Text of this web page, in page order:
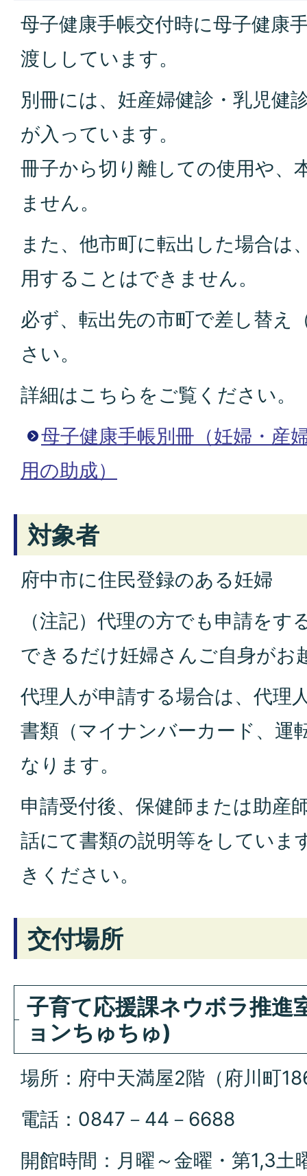
母子健康手帳交付時に母子健康
渡ししています。
別冊には、妊産婦健診・乳児健
が入っています。
冊子から切り離しての使用や、
ません。
また、他市町に転出した場合は
用することはできません。
必ず、転出先の市町で差し替え
さい。
詳細はこちらをご覧ください。
母子健康手帳別冊（妊婦・産
用の助成）
対象者
府中市に住民登録のある妊婦
（注記）代理の方でも申請を
できるだけ妊婦さんご自身がお
代理人が申請する場合は、代理
書類（マイナンバーカード、運
なります。
申請受付後、保健師または助産
話にて書類の説明等をしていま
きください。
交付場所
子育て応援課ネウボラ推進
ョンちゅちゅ)
場所：府中天満屋2階（府川町
電話：0847－44－6688
開館時間：月曜～金曜・第1,3土